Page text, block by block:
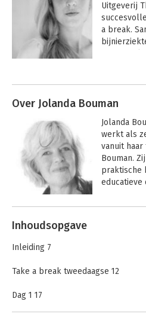
Uitgeverij
a break.
met
Happy recipe
Over Jolanda Bouman
Jolanda
werkt als
vanuit
Bouman.
praktische
kracht van
diverse
Andere boeken
Bouman
Inhoudsopgave
Inleiding 7
Take a break tweedaagse 12
Dag 1 17